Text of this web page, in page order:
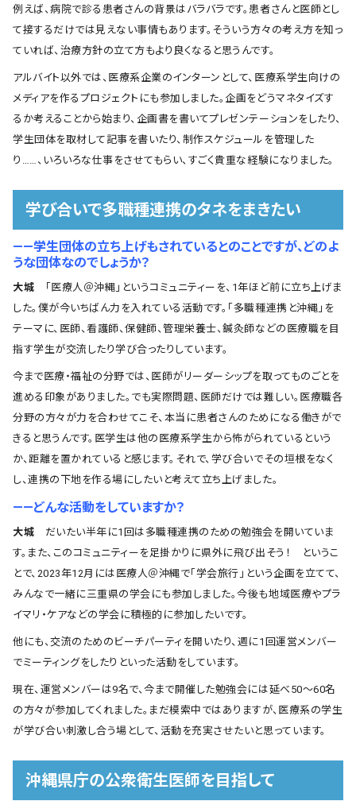
例えば、病院で診る患者さんの背景はバラバラです。患者さんと医師とし
て接するだけでは見えない事情もあります。そういう方々の考え方を知っ
ていれば、治療方針の立て方もより良くなると思うんです。
アルバイト以外では、医療系企業のインターンとして、医療系学生向けの
メディアを作るプロジェクトにも参加しました。企画をどうマネタイズす
るか考えることから始まり、企画書を書いてプレゼンテーションをしたり、
学生団体を取材して記事を書いたり、制作スケジュールを管理した
り……、いろいろな仕事をさせてもらい、すごく貴重な経験になりました。
学び合いで多職種連携のタネをまきたい
――学生団体の立ち上げもされているとのことですが、どのよ
うな団体なのでしょうか？
大城 「医療人＠沖縄」というコミュニティーを、1年ほど前に立ち上げま
した。僕が今いちばん力を入れている活動です。「多職種連携と沖縄」を
テーマに、医師、看護師、保健師、管理栄養士、鍼灸師などの医療職を目
指す学生が交流したり学び合ったりしています。
今まで医療・福祉の分野では、医師がリーダーシップを取ってものごとを
進める印象がありました。でも実際問題、医師だけでは難しい。医療職各
分野の方々が力を合わせてこそ、本当に患者さんのためになる働きがで
きると思うんです。医学生は他の医療系学生から怖がられているという
か、距離を置かれていると感じます。それで、学び合いでその垣根をなく
し、連携の下地を作る場にしたいと考えて立ち上げました。
――どんな活動をしていますか？
大城 だいたい半年に1回は多職種連携のための勉強会を開いていま
す。また、このコミュニティーを足掛かりに県外に飛び出そう！ というこ
とで、2023年12月には医療人＠沖縄で「学会旅行」という企画を立てて、
みんなで一緒に三重県の学会にも参加しました。今後も地域医療やプラ
イマリ・ケアなどの学会に積極的に参加したいです。
他にも、交流のためのビーチパーティを開いたり、週に1回運営メンバー
でミーティングをしたりといった活動をしています。
現在、運営メンバーは9名で、今まで開催した勉強会には延べ50～60名
の方々が参加してくれました。まだ模索中ではありますが、医療系の学生
が学び合い刺激し合う場として、活動を充実させたいと思っています。
沖縄県庁の公衆衛生医師を目指して